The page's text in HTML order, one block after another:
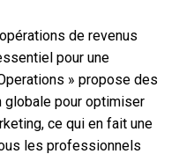
de revenus
pour une
» propose des
pour optimiser
ce qui en fait une
les professionnels